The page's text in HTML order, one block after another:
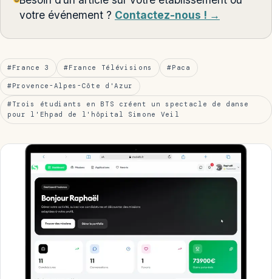
votre événement ? Contactez-nous ! →
#France 3 #France Télévisions #Paca
#Provence-Alpes-Côte d'Azur
#Trois étudiants en BTS créent un spectacle de danse
pour l'Ehpad de l'hôpital Simone Veil